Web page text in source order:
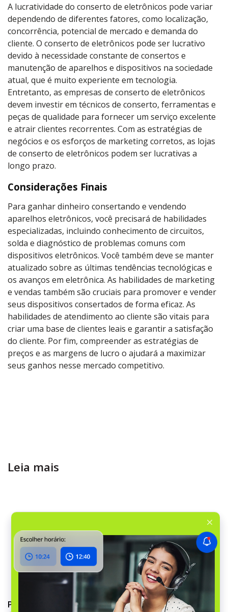
A lucratividade do conserto de eletrônicos pode variar
dependendo de diferentes fatores, como localização,
concorrência, potencial de mercado e demanda do
cliente. O conserto de eletrônicos pode ser lucrativo
devido à necessidade constante de consertos e
manutenção de aparelhos e dispositivos na sociedade
atual, que é muito experiente em tecnologia.
Entretanto, as empresas de conserto de eletrônicos
devem investir em técnicos de conserto, ferramentas e
peças de qualidade para fornecer um serviço excelente
e atrair clientes recorrentes. Com as estratégias de
negócios e os esforços de marketing corretos, as lojas
de conserto de eletrônicos podem ser lucrativas a
longo prazo.
Considerações Finais
Para ganhar dinheiro consertando e vendendo
aparelhos eletrônicos, você precisará de habilidades
especializadas, incluindo conhecimento de circuitos,
solda e diagnóstico de problemas comuns com
dispositivos eletrônicos. Você também deve se manter
atualizado sobre as últimas tendências tecnológicas e
os avanços em eletrônica. As habilidades de marketing
e vendas também são cruciais para promover e vender
seus dispositivos consertados de forma eficaz. As
habilidades de atendimento ao cliente são vitais para
criar uma base de clientes leais e garantir a satisfação
do cliente. Por fim, compreender as estratégias de
preços e as margens de lucro o ajudará a maximizar
seus ganhos nesse mercado competitivo.
Leia mais
Processamento de Pedidos 10x Mais Rápido com o RO